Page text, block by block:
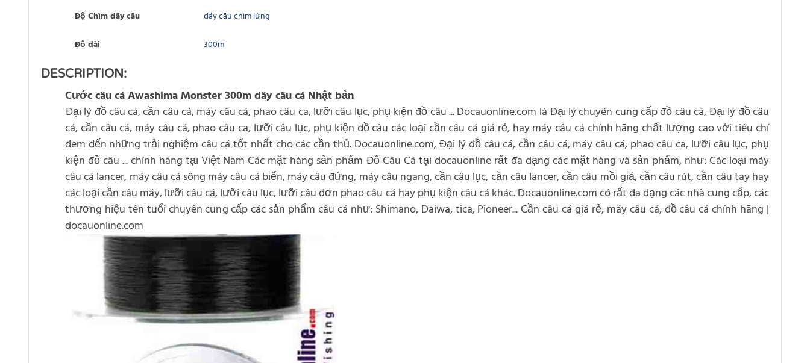
Độ Chìm dây câu dây câu chìm lửng
Độ dài 300m
DESCRIPTION:
Cước câu cá Awashima Monster 300m dây câu cá Nhật bản
Đại lý đồ câu cá, cần câu cá, máy câu cá, phao câu ca, lưỡi câu lục, phụ kiện đồ câu ... Docauonline.com là Đại lý chuyên cung cấp đồ câu cá, Đại lý đồ câu
cá, cần câu cá, máy câu cá, phao câu ca, lưỡi câu lục, phụ kiện đồ câu các loại cần câu cá giá rẻ, hay máy câu cá chính hãng chất lượng cao với tiêu chí
đem đến những trải nghiệm câu cá tốt nhất cho các cần thủ. Docauonline.com, Đại lý đồ câu cá, cần câu cá, máy câu cá, phao câu ca, lưỡi câu lục, phụ
kiện đồ câu ... chính hãng tại Việt Nam Các mặt hàng sản phẩm Đồ Câu Cá tại docauonline rất đa dạng các mặt hàng và sản phẩm, như: Các loại máy
câu cá lancer, máy câu cá sông máy câu cá biển, máy câu đứng, máy câu ngang, cần câu lục, cần câu lancer, cần câu mồi giả, cần câu rút, cần câu tay hay
các loại cần câu máy, lưỡi câu cá, lưỡi câu lục, lưỡi câu đơn phao câu cá hay phụ kiện câu cá khác. Docauonline.com có rất đa dạng các nhà cung cấp, các
thương hiệu tên tuổi chuyên cung cấp các sản phẩm câu cá như: Shimano, Daiwa, tica, Pioneer... Cần câu cá giá rẻ, máy câu cá, đồ câu cá chính hãng |
docauonline.com